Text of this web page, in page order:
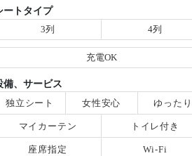
ートタイプ
3列
4列
充電OK
備、サービス
独立シート
女性安心 ゆったり
マイカーテン トイレ付き
座席指定 Wi-Fi